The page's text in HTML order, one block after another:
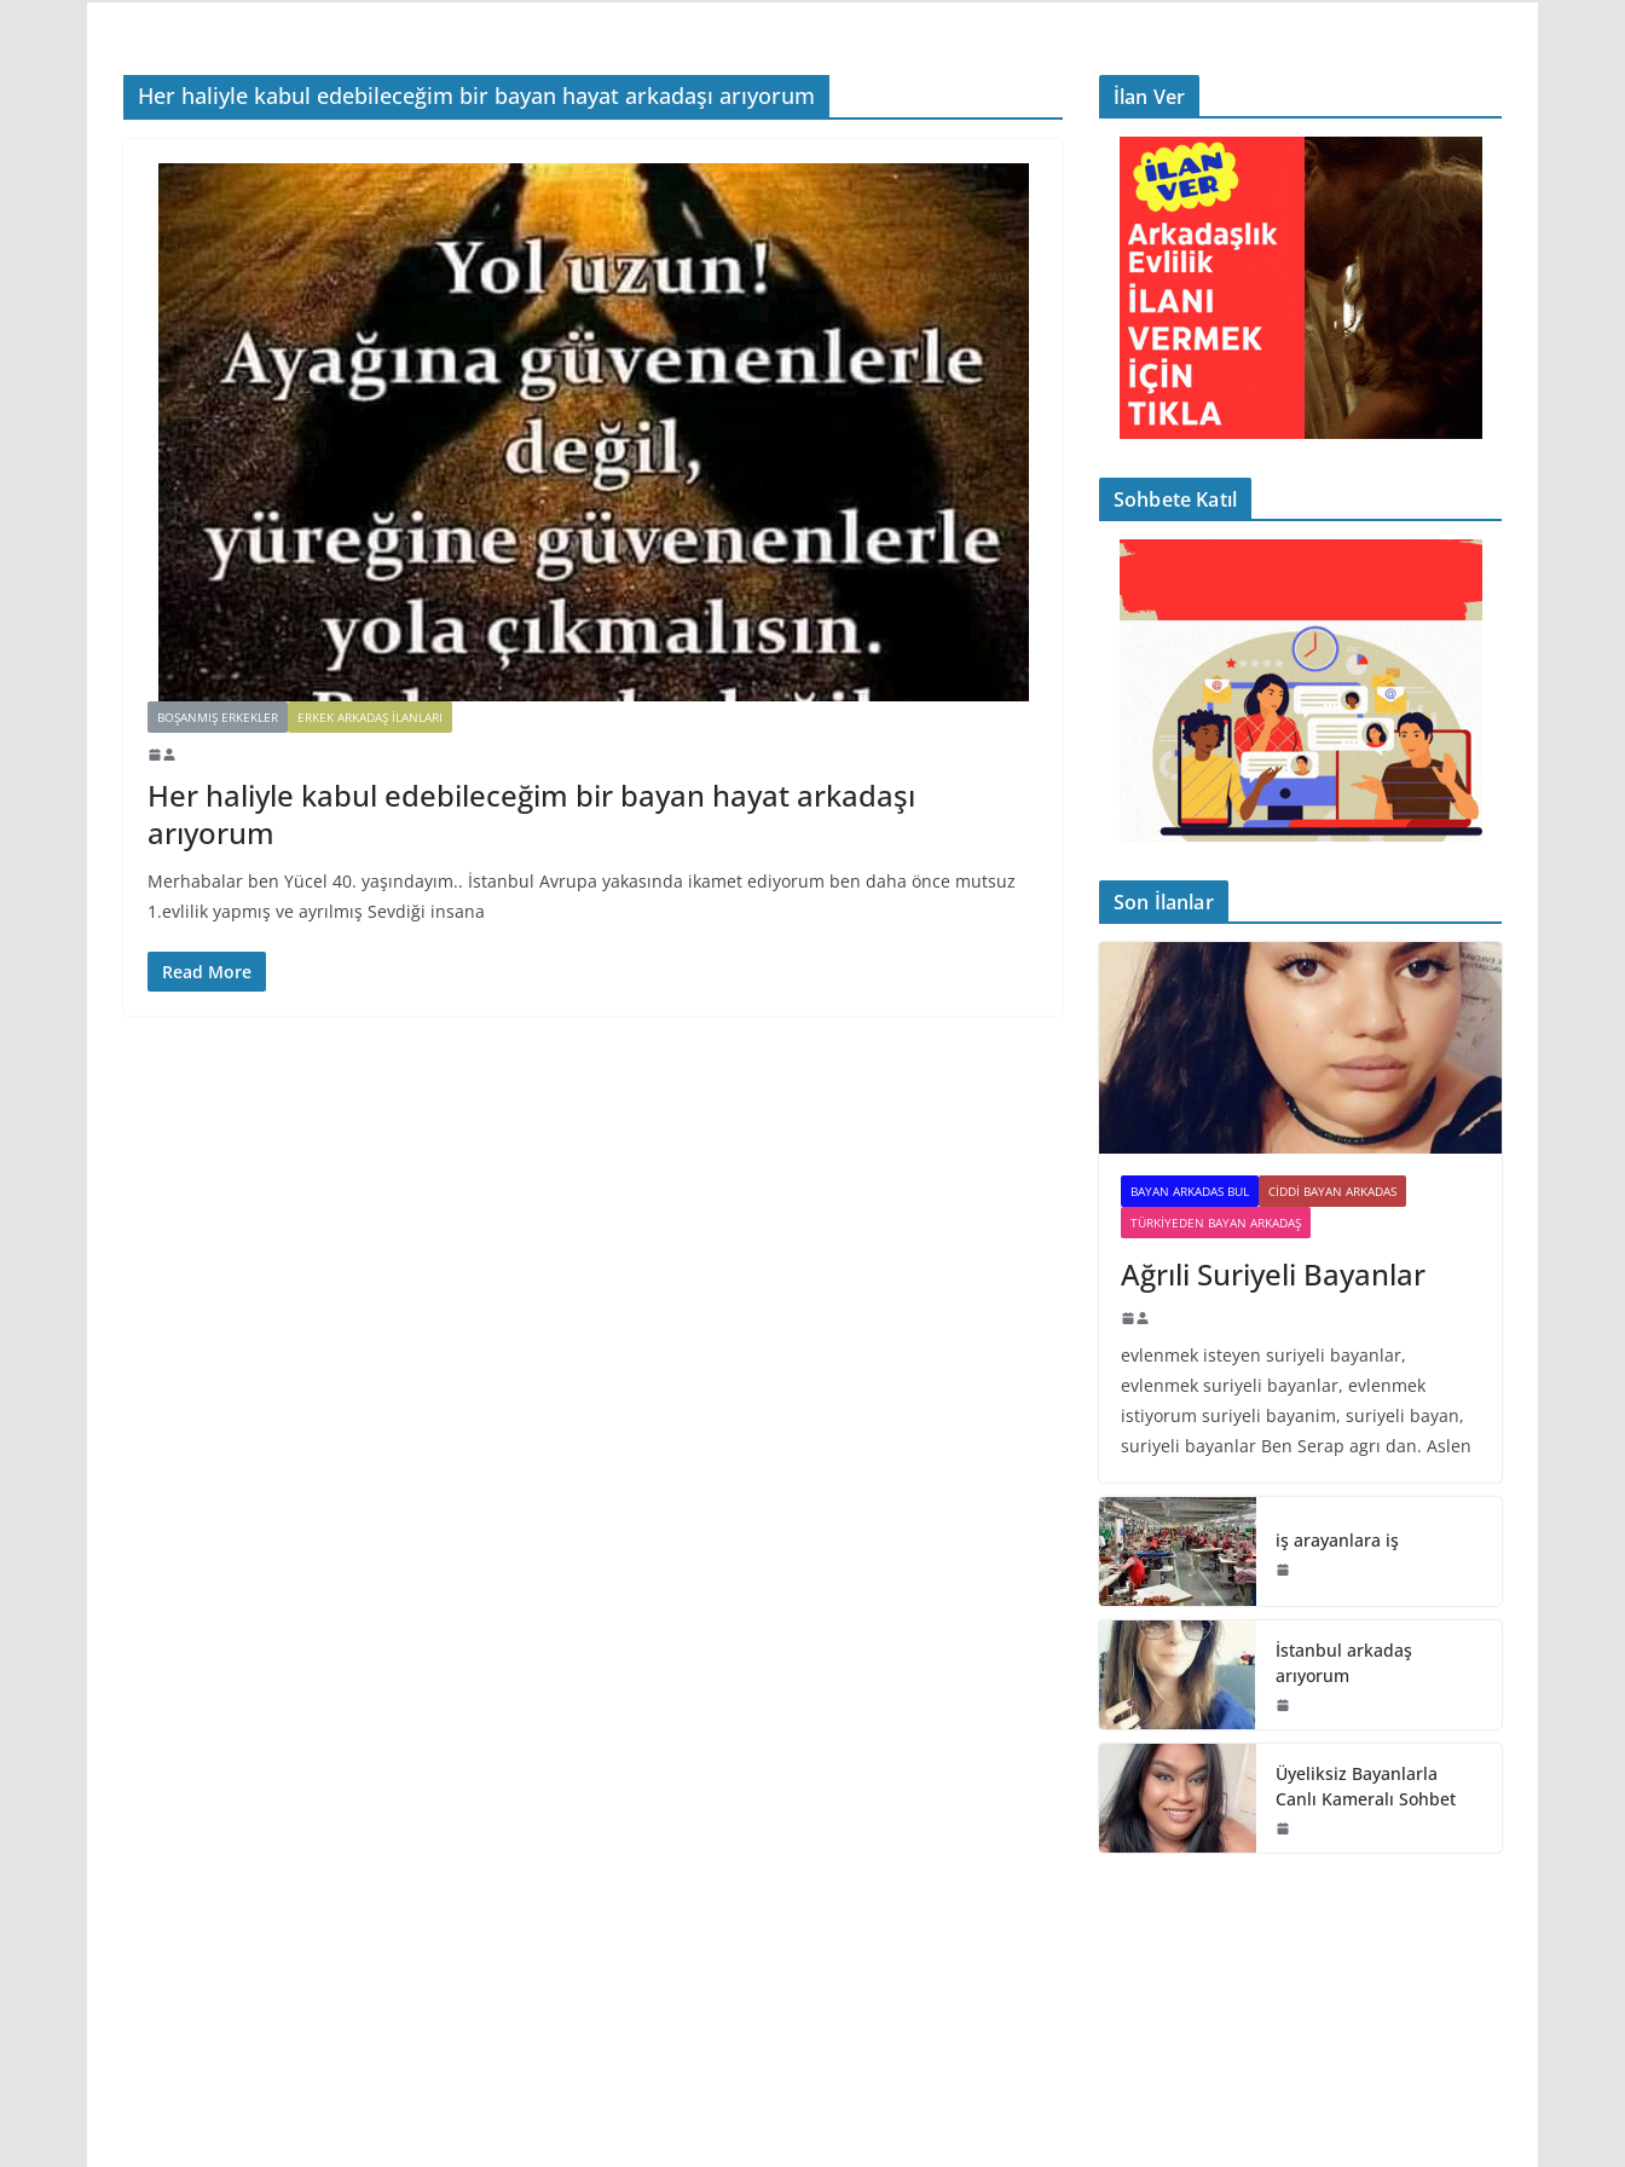
Her haliyle kabul edebileceğim bir bayan hayat arkadaşı arıyorum
BOŞANMIŞ ERKEKLER ERKEK ARKADAŞ ILANLARI
Her haliyle kabul edebileceğim bir bayan hayat arkadaşı
arıyorum
Merhabalar ben Yücel 40. yaşındayım.. İstanbul Avrupa yakasında ikamet ediyorum ben daha önce mutsuz
1.evlilik yapmış ve ayrılmış Sevdiği insana
Read More
İlan Ver
Sohbete Katıl
Son İlanlar
BAYAN ARKADAS BUL
CIDDI BAYAN ARKADAS
TÜRKIYEDEN BAYAN ARKADAŞ
Ağrıli Suriyeli Bayanlar
evlenmek isteyen suriyeli bayanlar,
evlenmek suriyeli bayanlar, evlenmek
istiyorum suriyeli bayanim, suriyeli bayan,
suriyeli bayanlar Ben Serap agrı dan. Aslen
iş arayanlara iş
İstanbul arkadaş
arıyorum
Üyeliksiz Bayanlarla
Canlı Kameralı Sohbet